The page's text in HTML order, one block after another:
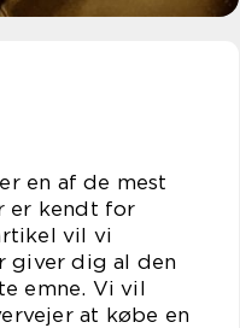
en af de mest
er kendt for
vil vi
giver dig al den
emne. Vi vil
at købe en